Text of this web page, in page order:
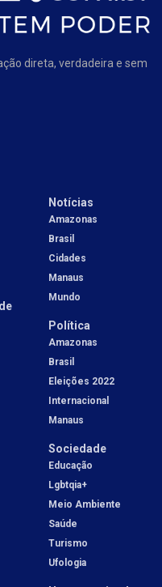
direta, verdadeira e sem
Notícias
Amazonas
Brasil
Cidades
Manaus
Mundo
Política
Amazonas
Brasil
Eleições 2022
Internacional
Manaus
Sociedade
Educação
Lgbtqia+
Meio Ambiente
Saúde
Turismo
Ufologia